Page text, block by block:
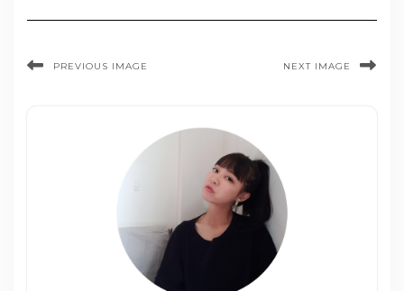
PREVIOUS IMAGE NEXT IMAGE